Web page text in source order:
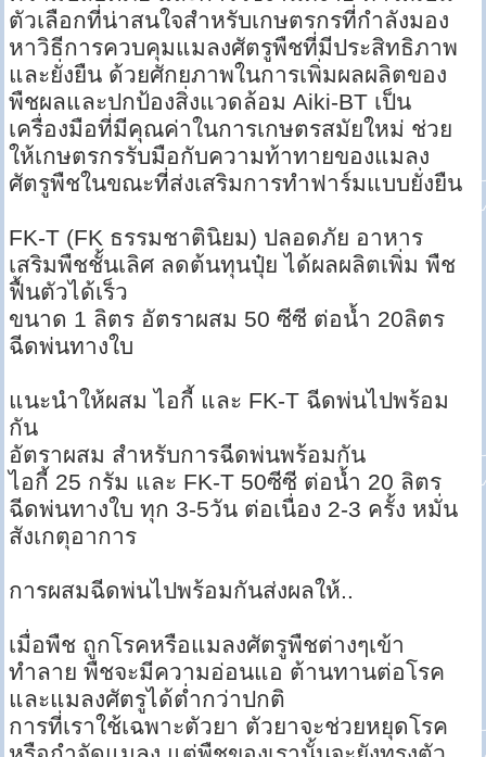
ตัวเลือกที่น่าสนใจสำหรับเกษตรกรที่กำลังมอง
หาวิธีการควบคุมแมลงศัตรูพืชที่มีประสิทธิภาพ
และยั่งยืน ด้วยศักยภาพในการเพิ่มผลผลิตของ
พืชผลและปกป้องสิ่งแวดล้อม Aiki-BT เป็น
เครื่องมือที่มีคุณค่าในการเกษตรสมัยใหม่ ช่วย
ให้เกษตรกรรับมือกับความท้าทายของแมลง
ศัตรูพืชในขณะที่ส่งเสริมการทำฟาร์มแบบยั่งยืน
FK-T (FK ธรรมชาตินิยม) ปลอดภัย อาหาร
เสริมพืชชั้นเลิศ ลดต้นทุนปุ๋ย ได้ผลผลิตเพิ่ม พืช
ฟื้นตัวได้เร็ว
ขนาด 1 ลิตร อัตราผสม 50 ซีซี ต่อน้ำ 20ลิตร
ฉีดพ่นทางใบ
แนะนำให้ผสม ไอกี้ และ FK-T ฉีดพ่นไปพร้อม
กัน
อัตราผสม สำหรับการฉีดพ่นพร้อมกัน
ไอกี้ 25 กรัม และ FK-T 50ซีซี ต่อน้ำ 20 ลิตร
ฉีดพ่นทางใบ ทุก 3-5วัน ต่อเนื่อง 2-3 ครั้ง หมั่น
สังเกตุอาการ
การผสมฉีดพ่นไปพร้อมกันส่งผลให้..
เมื่อพืช ถูกโรคหรือแมลงศัตรูพืชต่างๆเข้า
ทำลาย พืชจะมีความอ่อนแอ ต้านทานต่อโรค
และแมลงศัตรูได้ต่ำกว่าปกติ
การที่เราใช้เฉพาะตัวยา ตัวยาจะช่วยหยุดโรค